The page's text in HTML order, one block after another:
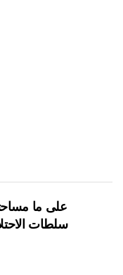
على ما مساحته 1006.4 دونما من أراضي